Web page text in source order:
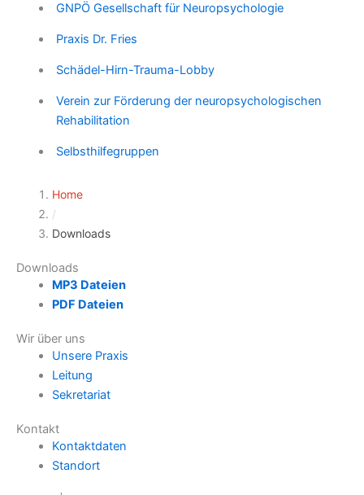
GNPÖ Gesellschaft für Neuropsychologie
Praxis Dr. Fries
Schädel-Hirn-Trauma-Lobby
Verein zur Förderung der neuropsychologischen
Rehabilitation
Selbsthilfegruppen
Home
/
Downloads
Downloads
MP3 Dateien
PDF Dateien
Wir über uns
Unsere Praxis
Leitung
Sekretariat
Kontakt
Kontaktdaten
Standort